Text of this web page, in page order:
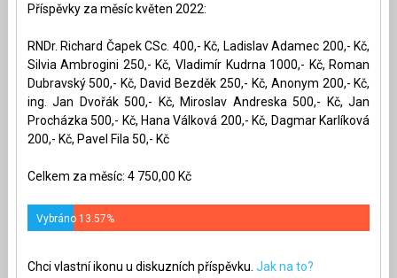
Příspěvky za měsíc květen 2022:
RNDr. Richard Čapek CSc. 400,- Kč, Ladislav Adamec 200,- Kč,
Silvia Ambrogini 250,- Kč, Vladimír Kudrna 1000,- Kč, Roman
Dubravský 500,- Kč, David Bezděk 250,- Kč, Anonym 200,- Kč,
ing. Jan Dvořák 500,- Kč, Miroslav Andreska 500,- Kč, Jan
Procházka 500,- Kč, Hana Válková 200,- Kč, Dagmar Karlíková
200,- Kč, Pavel Fila 50,- Kč
Celkem za měsíc: 4 750,00 Kč
Vybráno 13.57%
Chci vlastní ikonu u diskuzních příspěvku. Jak na to?